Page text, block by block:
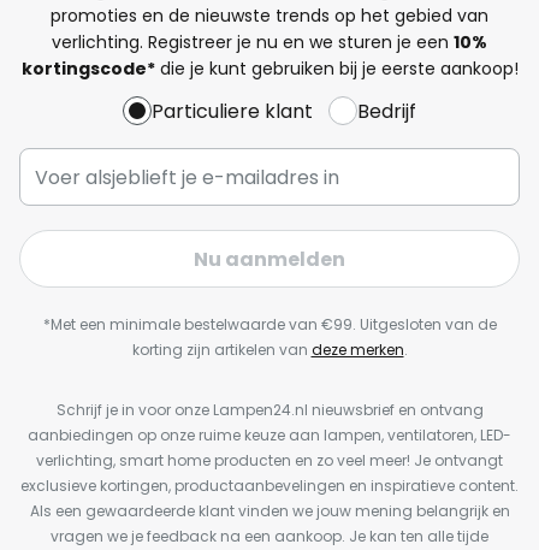
promoties en de nieuwste trends op het gebied van
verlichting. Registreer je nu en we sturen je een 10%
kortingscode*die je kunt gebruiken bij je eerste aankoop!
Particuliere klant Bedrijf
Nu aanmelden
*Met een minimale bestelwaarde van €99. Uitgesloten van de
korting zijn artikelen van deze merken.
Schrijf je in voor onze Lampen24.nl nieuwsbrief en ontvang
aanbiedingen op onze ruime keuze aan lampen, ventilatoren, LED-
verlichting, smart home producten en zo veel meer! Je ontvangt
exclusieve kortingen, productaanbevelingen en inspiratieve content.
Als een gewaardeerde klant vinden we jouw mening belangrijk en
vragen we je feedback na een aankoop. Je kan ten alle tijde